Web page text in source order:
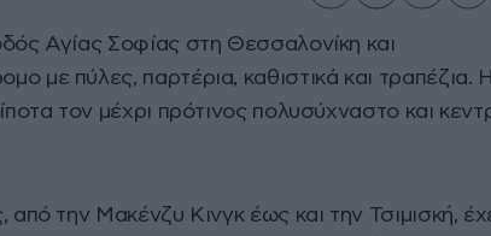
Αγίας Σοφίας στη Θεσσαλονίκη και
με πύλες, παρτέρια, καθιστικά και τραπέζια.
τον μέχρι πρότινος πολυσύχναστο και
την Μακένζυ Κινγκ έως και την Τσιμισκή,